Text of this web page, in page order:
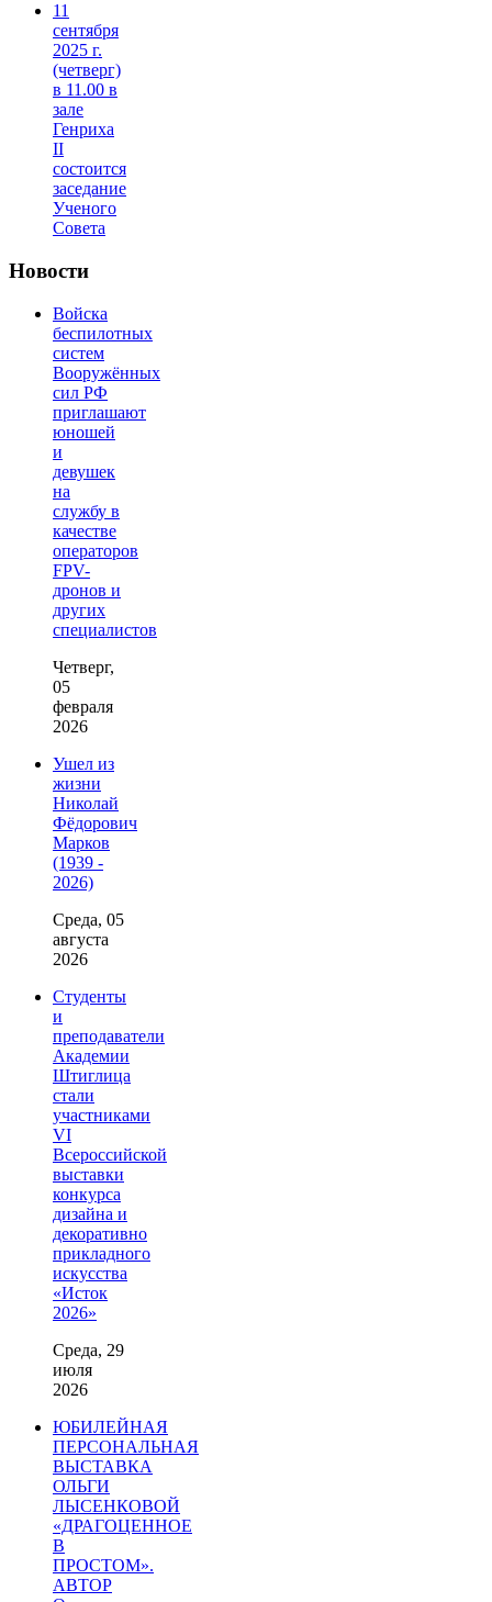
11
сентября
2025 г.
(четверг)
в 11.00 в
зале
Генриха
II
состоится
заседание
Ученого
Совета
Новости
Войска
беспилотных
систем
Вооружённых
сил РФ
приглашают
юношей
и
девушек
на
службу в
качестве
операторов
FPV-
дронов и
других
специалистов
Четверг,
05
февраля
2026
Ушел из
жизни
Николай
Фёдорович
Марков
(1939 -
2026)
Среда, 05
августа
2026
Студенты
и
преподаватели
Академии
Штиглица
стали
участниками
VI
Всероссийской
выставки
конкурса
дизайна и
декоративно
прикладного
искусства
«Исток
2026»
Среда, 29
июля
2026
ЮБИЛЕЙНАЯ
ПЕРСОНАЛЬНАЯ
ВЫСТАВКА
ОЛЬГИ
ЛЫСЕНКОВОЙ
«ДРАГОЦЕННОЕ
В
ПРОСТОМ».
АВТОР